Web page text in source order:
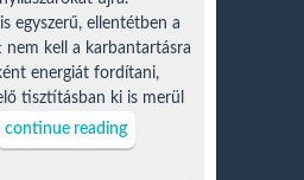
egyszerű, ellentétben a
nem kell a karbantartásra
energiát fordítani,
tisztításban ki is merül
continue reading